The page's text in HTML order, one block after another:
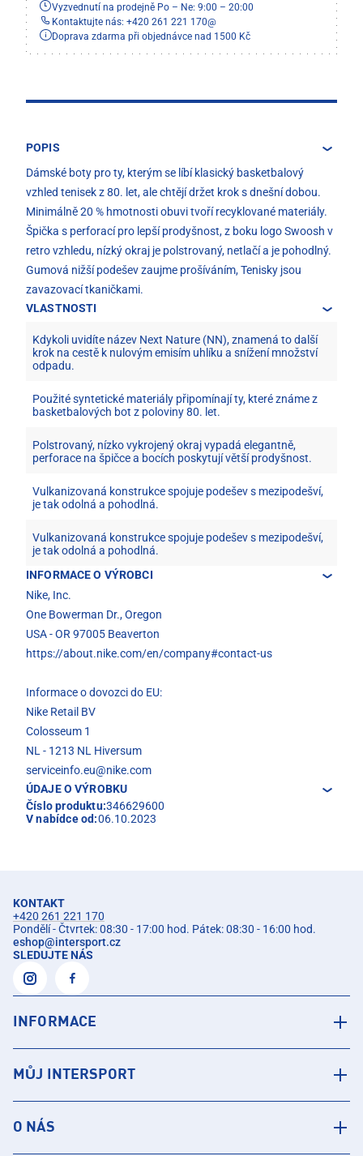
Vyzvednutí na prodejně Po – Ne: 9:00 – 20:00
Kontaktujte nás: +420 261 221 170@
Doprava zdarma při objednávce nad 1500 Kč
POPIS
Dámské boty pro ty, kterým se líbí klasický basketbalový
vzhled tenisek z 80. let, ale chtějí držet krok s dnešní dobou.
Minimálně 20 % hmotnosti obuvi tvoří recyklované materiály.
Špička s perforací pro lepší prodyšnost, z boku logo Swoosh v
retro vzhledu, nízký okraj je polstrovaný, netlačí a je pohodlný.
Gumová nižší podešev zaujme prošíváním, Tenisky jsou
zavazovací tkaničkami.
VLASTNOSTI
Kdykoli uvidíte název Next Nature (NN), znamená to další
krok na cestě k nulovým emisím uhlíku a snížení množství
odpadu.
Použité syntetické materiály připomínají ty, které známe z
basketbalových bot z poloviny 80. let.
Polstrovaný, nízko vykrojený okraj vypadá elegantně,
perforace na špičce a bocích poskytují větší prodyšnost.
Vulkanizovaná konstrukce spojuje podešev s mezipodešví,
je tak odolná a pohodlná.
Vulkanizovaná konstrukce spojuje podešev s mezipodešví,
je tak odolná a pohodlná.
INFORMACE O VÝROBCI
Nike, Inc.
One Bowerman Dr., Oregon
USA - OR 97005 Beaverton
https://about.nike.com/en/company#contact-us
Informace o dovozci do EU:
Nike Retail BV
Colosseum 1
NL - 1213 NL Hiversum
serviceinfo.eu@nike.com
ÚDAJE O VÝROBKU
Číslo produktu:346629600
V nabídce od:06.10.2023
KONTAKT
+420 261 221 170
Pondělí - Čtvrtek: 08:30 - 17:00 hod. Pátek: 08:30 - 16:00 hod.
eshop@intersport.cz
SLEDUJTE NÁS
INFORMACE
MŮJ INTERSPORT
O NÁS